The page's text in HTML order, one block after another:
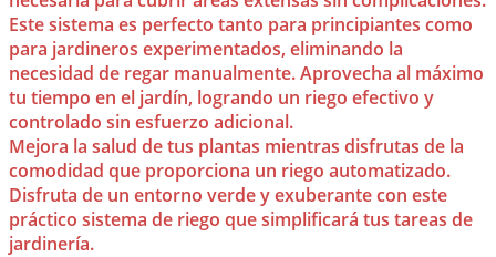
Este sistema es perfecto tanto para principiantes como
para jardineros experimentados, eliminando la
necesidad de regar manualmente. Aprovecha al máximo
tu tiempo en el jardín, logrando un riego efectivo y
controlado sin esfuerzo adicional.
Mejora la salud de tus plantas mientras disfrutas de la
comodidad que proporciona un riego automatizado.
Disfruta de un entorno verde y exuberante con este
práctico sistema de riego que simplificará tus tareas de
jardinería.